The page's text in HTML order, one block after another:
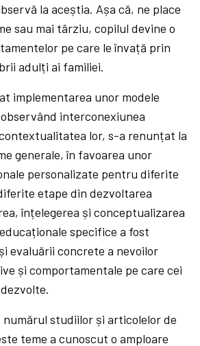
la aceștia. Așa că, ne place
sau mai târziu, copilul devine o
pe care le învață prin
adulți ai familiei.
implementarea unor modele
interconexiunea
lor, s-a renunțat la
generale, în favoarea unor
personalizate pentru diferite
etape din dezvoltarea
înțelegerea și conceptualizarea
specifice a fost
evaluării concrete a nevoilor
și comportamentale pe care cei
studiilor și articolelor de
teme a cunoscut o amploare